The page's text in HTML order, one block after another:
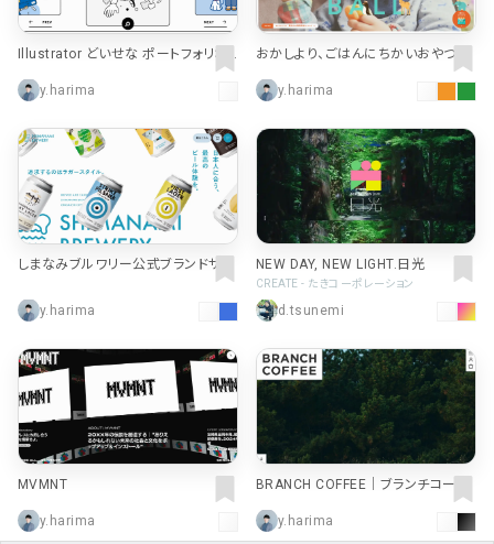
Illustrator どいせな ポートフォリオ
y.harima
おかしより、ごはんにちかいおやつ。S
UKUSUKU BALL(スクスクボール）
y.harima
しまなみブルワリー公式ブランドサイ
y.harima
NEW DAY, NEW LIGHT.日光
CREATE - たきコーポレーション
d.tsunemi
MVMNT
y.harima
BRANCH COFFEE｜ブランチコーヒ
y.harima